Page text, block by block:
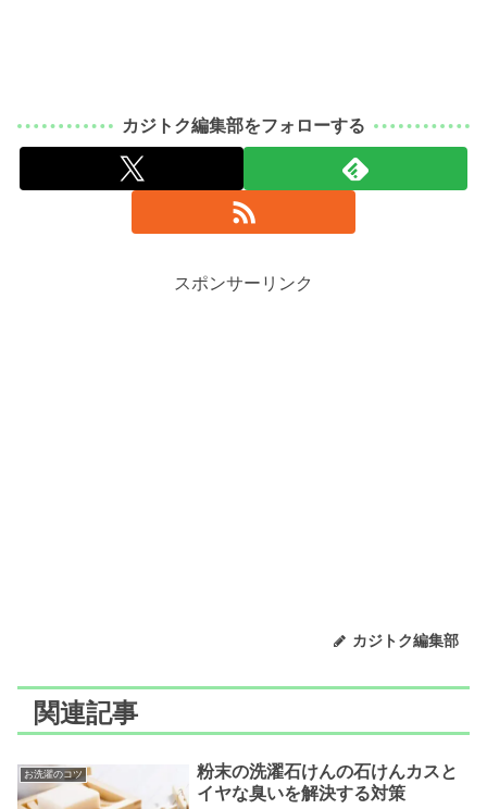
カジトク編集部をフォローする
スポンサーリンク
カジトク編集部
関連記事
お洗濯のコツ
粉末の洗濯石けんの石けんカスと
イヤな臭いを解決する対策